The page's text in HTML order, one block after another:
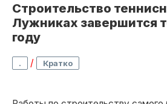
Строительство
Лужниках завершится
году
. / Кратко